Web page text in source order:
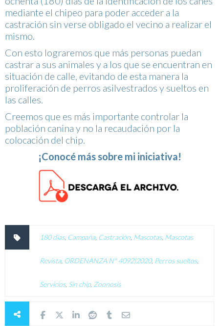
mediante el chipeo para poder acceder a la
castración sin verse obligado el vecino a realizar el
mismo.
Con esto lograremos que más personas puedan
castrar a sus animales y a los que se encuentran en
situación de calle, evitando de esta manera la
proliferación de perros asilvestrados y sueltos en
las calles.
Creemos que es más importante controlar la
población canina y no la recaudación por la
colocación del chip.
¡Conocé más sobre mi iniciativa!
180 días, Campaña Castración Mascotas, Mascotas
Revista ORDENANZA N° 4092|2020, Perros sueltos,
Servicios, Sin chip, Zoonosis